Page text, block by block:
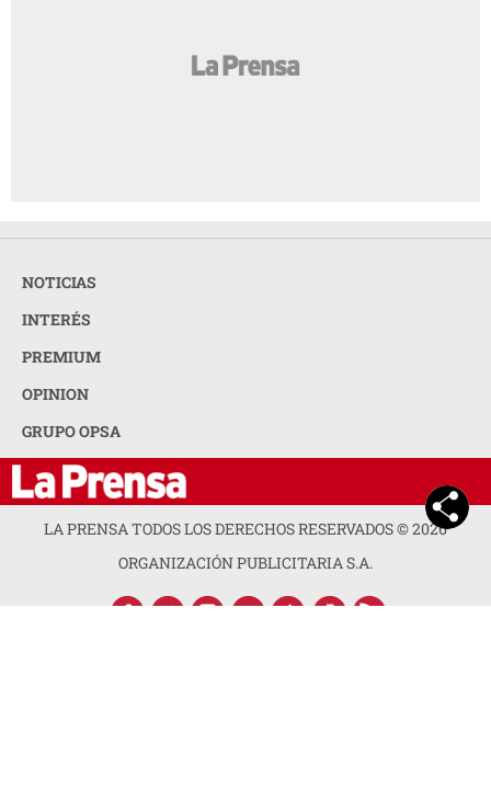
NOTICIAS
INTERÉS
PREMIUM
OPINION
GRUPO OPSA
LA PRENSA TODOS LOS DERECHOS RESERVADOS ©2026
ORGANIZACIÓN PUBLICITARIA S.A.